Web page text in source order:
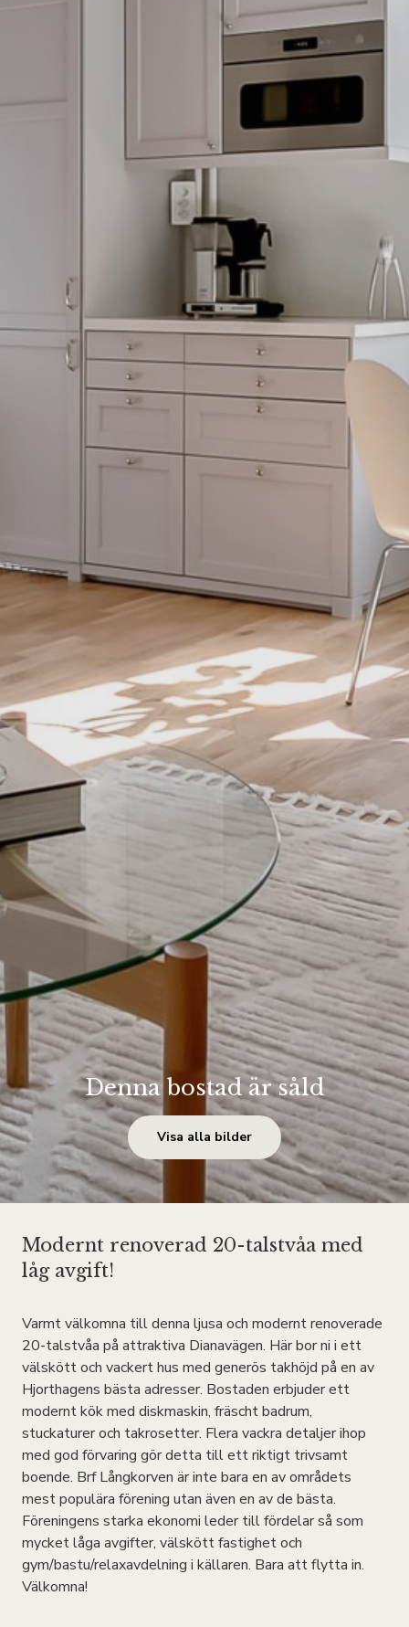
Denna bostad är såld
Visa alla bilder
Modernt renoverad 20-talstvåa med
låg avgift!
Varmt välkomna till denna ljusa och modernt renoverade
20-talstvåa på attraktiva Dianavägen. Här bor ni i ett
välskött och vackert hus med generös takhöjd på en av
Hjorthagens bästa adresser. Bostaden erbjuder ett
modernt kök med diskmaskin, fräscht badrum,
stuckaturer och takrosetter. Flera vackra detaljer ihop
med god förvaring gör detta till ett riktigt trivsamt
boende. Brf Långkorven är inte bara en av områdets
mest populära förening utan även en av de bästa.
Föreningens starka ekonomi leder till fördelar så som
mycket låga avgifter, välskött fastighet och
gym/bastu/relaxavdelning i källaren. Bara att flytta in.
Välkomna!